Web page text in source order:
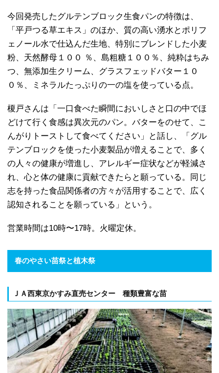
今回発売したグルテンブロック生食パンの特徴は、
「平戸つる草エキス」のほか、質の高い湧水とポリフ
ェノール水で仕込んだ生地、特別にブレンドした小麦
粉、天然酵母１００ ％、島粗糖１００％、純粋はちみ
つ、無添加生クリーム、グラスフェッドバター１０
０％、ミネラルたっぷりの一の塩を使っている点。
榎戸さんは「一口食べた瞬間においしさと口の中でほ
どけて行く食感は異次元のパン。バターをのせて、こ
んがりトーストして食べてください」と話し、「グル
テンブロックを使った小麦製品が増えることで、多く
の人々の健康が増進し、アレルギー症状などが軽減さ
れ、心と体の健康に貢献できたらと願っている。同じ
志を持った食品関係者の方々が活用することで、広く
認知されることを願っている」という。
営業時間は10時〜17時。火曜定休。
春のやさい苗祭と植木祭
ＪＡ西東京かすみ直売センター 種類豊富な苗